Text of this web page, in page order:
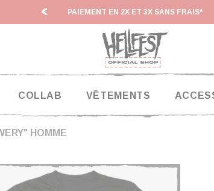
EN 2X ET 3X SANS FRAIS* HF 26 : DÉLAIS
COLLAB VÊTEMENTS
HOMME